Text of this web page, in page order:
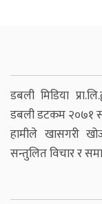
डबली मिडिया
डबली डटकम २०७१
हामीले खासगरी
सन्तुलित विचार र